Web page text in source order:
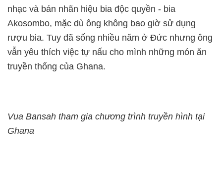
nhạc và bán nhãn hiệu bia độc quyền - bia
Akosombo, mặc dù ông không bao giờ sử dụng
rượu bia. Tuy đã sống nhiều năm ở Đức nhưng ông
vẫn yêu thích việc tự nấu cho mình những món ăn
truyền thống của Ghana.
Vua Bansah tham gia chương trình truyền hình tại
Ghana